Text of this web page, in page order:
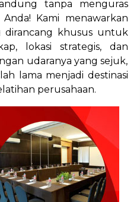
tanpa menguras
Kami menawarkan
dirancang khusus untuk
lokasi strategis, dan
udaranya yang sejuk,
lama menjadi destinasi
perusahaan.
wisata Pangandaran
Harga Hubungi Kami